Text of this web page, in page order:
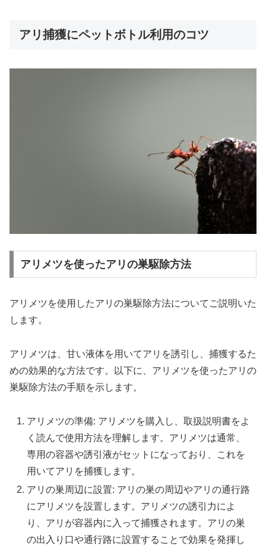
アリ捕獲にペットボトル利用のコツ
アリメツを使ったアリの巣駆除方法
アリメツを使用したアリの巣駆除方法についてご説明いた
します。
アリメツは、甘い液体を用いてアリを誘引し、捕獲するた
めの効果的な方法です。以下に、アリメツを使ったアリの
巣駆除方法の手順を示します。
アリメツの準備: アリメツを購入し、取扱説明書をよ
く読んで使用方法を理解します。アリメツは通常、
専用の容器や誘引液がセットになっており、これを
用いてアリを捕獲します。
アリの巣周辺に設置: アリの巣の周辺やアリの通行路
にアリメツを設置します。アリメツの誘引力によ
り、アリが容器内に入って捕獲されます。アリの巣
の出入り口や通行路に設置することで効果を発揮し